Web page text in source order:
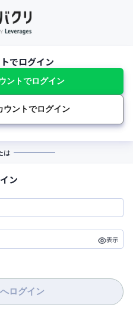
でログイン
ントでログイン
ントでログイン
は
ン
表示
ログイン